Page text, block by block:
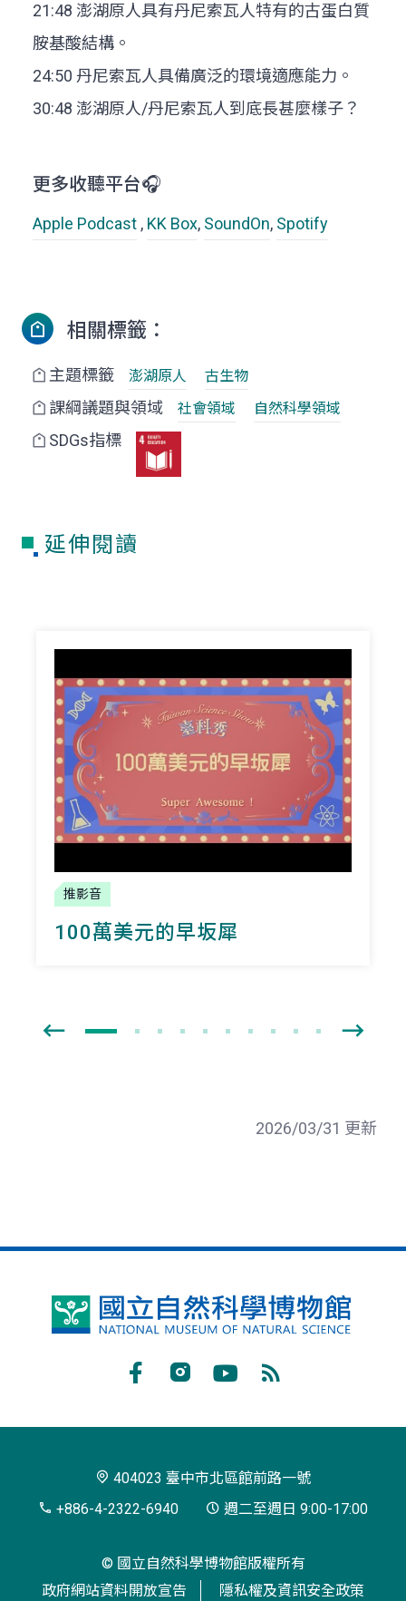
21:48 澎湖原人具有丹尼索瓦人特有的古蛋白質
胺基酸結構。
24:50 丹尼索瓦人具備廣泛的環境適應能力。
30:48 澎湖原人/丹尼索瓦人到底長甚麼樣子？
更多收聽平台🎧
Apple Podcast , KK Box, SoundOn, Spotify
相關標籤：
主題標籤 澎湖原人 古生物
課綱議題與領域 社會領域 自然科學領域
SDGs指標
延伸閱讀
推影音
100萬美元的早坂犀
2026/03/31 更新
國
博
閱
404023 臺中市北區館前路一號
+886-4-2322-6940
週二至週日 9:00-17:00
© 國立自然科學博物館版權所有
政府網站資料開放宣告
隱私權及資訊安全政策